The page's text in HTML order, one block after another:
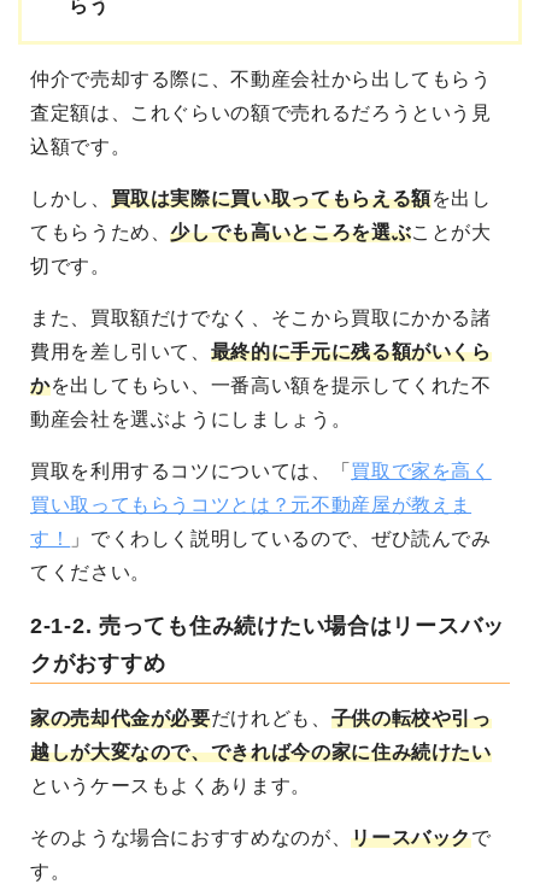
らう
仲介で売却する際に、不動産会社から出してもらう
査定額は、これぐらいの額で売れるだろうという見
込額です。
しかし、 買取は実際に買い取ってもらえる額を出し
てもらうため、少しでも高いところを選ぶことが大
切です。
また、買取額だけでなく、そこから買取にかかる諸
費用を差し引いて、 最終的に手元に残る額がいくら
かを出してもらい、一番高い額を提示してくれた不
動産会社を選ぶようにしましょう。
買取を利用するコツについては、「 買取で家を高く
買い取ってもらうコツとは？元不動産屋が教えま
す！
」でくわしく説明しているので、ぜひ読んでみ
てください。
2-1-2. 売っても住み続けたい場合はリースバッ
クがおすすめ
家の売却代金が必要だけれども、 子供の転校や引っ
越しが大変なので、できれば今の家に住み続けたい
というケースもよくあります。
そのような場合におすすめなのが、リースバックで
す。